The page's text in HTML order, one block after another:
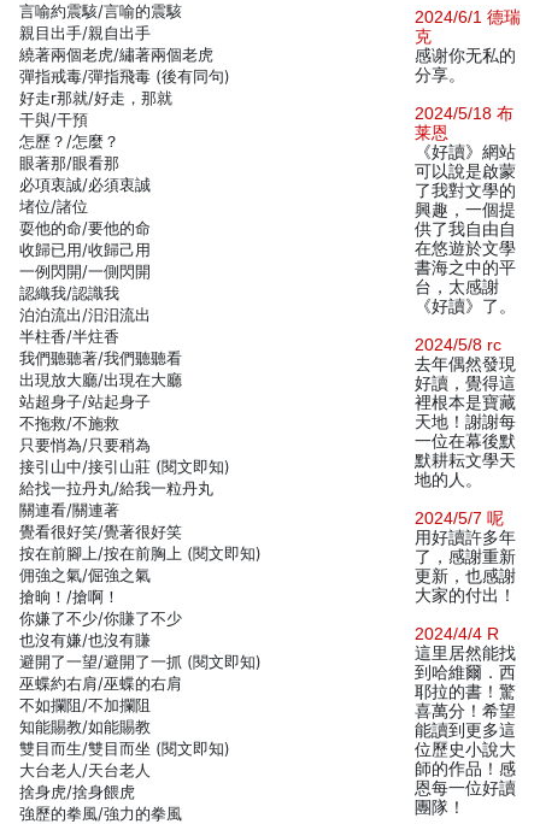
言喻約震駭/言喻的震駭
親目出手/親自出手
繞著兩個老虎/繡著兩個老虎
彈指戒毒/彈指飛毒 (後有同句)
好走r那就/好走，那就
干與/干預
怎歷？/怎麼？
眼著那/眼看那
必項衷誠/必須衷誠
堵位/諸位
耍他的命/要他的命
收歸已用/收歸己用
一例閃開/一側閃開
認織我/認識我
泊泊流出/汨汨流出
半柱香/半炷香
我們聽聽著/我們聽聽看
出現放大廳/出現在大廳
站超身子/站起身子
不拖救/不施救
只要悄為/只要稍為
接引山中/接引山莊 (閱文即知)
給找一拉丹丸/給我一粒丹丸
關連看/關連著
覺看很好笑/覺著很好笑
按在前腳上/按在前胸上 (閱文即知)
佣強之氣/倔強之氣
搶晌！/搶啊！
你嫌了不少/你賺了不少
也沒有嫌/也沒有賺
避開了一望/避開了一抓 (閱文即知)
巫蝶約右肩/巫蝶的右肩
不如攔阻/不加攔阻
知能賜教/如能賜教
雙目而生/雙目而坐 (閱文即知)
大台老人/天台老人
捨身虎/捨身餵虎
強歷的拳風/強力的拳風
2024/6/1 德瑞
克
感谢你无私的
分享。
2024/5/18 布
莱恩
《好讀》網站
可以說是啟蒙
了我對文學的
興趣，一個提
供了我自由自
在悠遊於文學
書海之中的平
台，太感謝
《好讀》了。
2024/5/8 rc
去年偶然發現
好讀，覺得這
裡根本是寶藏
天地！謝謝每
一位在幕後默
默耕耘文學天
地的人。
2024/5/7 呢
用好讀許多年
了，感謝重新
更新，也感謝
大家的付出！
2024/4/4 R
這里居然能找
到哈維爾．西
耶拉的書！驚
喜萬分！希望
能讀到更多這
位歷史小說大
師的作品！感
恩每一位好讀
團隊！